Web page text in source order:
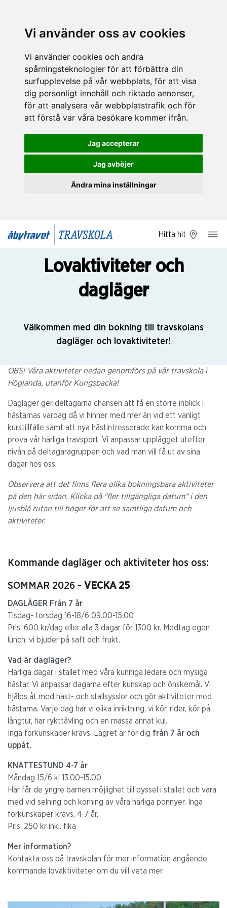
Vi använder oss av cookies
Vi använder cookies och andra
spårningsteknologier för att förbättra din
surfupplevelse på vår webbplats, för att visa
dig personligt innehåll och riktade annonser,
för att analysera vår webbplatstrafik och för
att förstå var våra besökare kommer ifrån.
Jag accepterar
Jag avböjer
Ändra mina inställningar
Hitta hit
Lovaktiviteter och
dagläger
Välkommen med din bokning till travskolans
dagläger och lovaktiviteter!
OBS! Våra aktiviteter nedan genomförs på vår travskola i
Höglanda, utanför Kungsbacka!
Dagläger ger deltagarna chansen att få en större inblick i
hästarnas vardag då vi hinner med mer än vid ett vanligt
kurstillfälle samt att nya hästintresserade kan komma och
prova vår härliga travsport. Vi anpassar upplägget utefter
nivån på deltagaragruppen och vad man vill få ut av sina
dagar hos oss.
Observera att det finns flera olika bokningsbara aktiviteter
på den här sidan. Klicka på "fler tillgängliga datum" i den
ljusblå rutan till höger för att se samtliga datum och
aktiviteter.
Kommande dagläger och aktiviteter hos oss:
SOMMAR 2026 - VECKA 25
DAGLÄGER Från 7 år
Tisdag- torsdag 16-18/6 09.00-15.00
Pris: 600 kr/dag eller alla 3 dagar för 1300 kr. Medtag egen
lunch, vi bjuder på saft och frukt.
Vad är dagläger?
Härliga dagar i stallet med våra kunniga ledare och mysiga
hästar. Vi anpassar dagarna efter kunskap och önskemål. Vi
hjälps åt med häst- och stallsysslor och gör aktiviteter med
hästarna. Varje dag har vi olika inriktning, vi kör, rider, kör på
långtur, har rykttävling och en massa annat kul.
Inga förkunskaper krävs. Lägret är för dig från 7 år och
uppåt.
KNATTESTUND 4-7 år
Måndag 15/6 kl 13.00-15.00
Här får de yngre barnen möjlighet till pyssel i stallet och vara
med vid selning och körning av våra härliga ponnyer. Inga
förkunskaper krävs, 4-7 år.
Pris: 250 kr inkl. fika
Mer information?
Kontakta oss på travskolan för mer information angående
kommande lovaktiviteter om du vill veta mer.